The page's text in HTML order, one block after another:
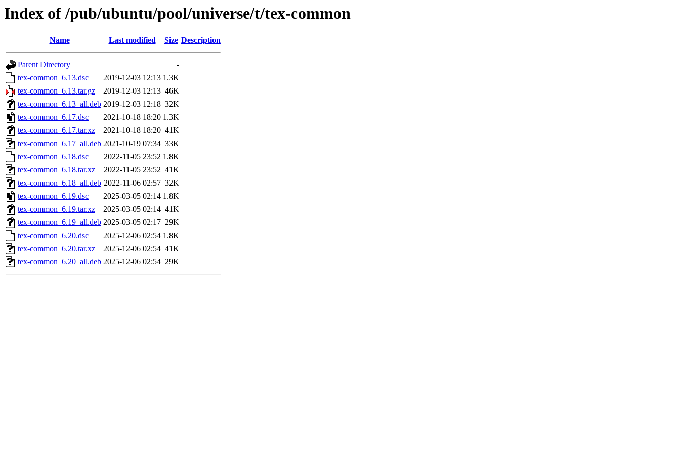
Index of /pub/ubuntu/pool/universe/t/tex-common
Name Last modified Size Description
Parent Directory
-
tex-common_6.13.dsc
2019-12-03 12:13 1.3K
tex-common_6.13.tar.gz
2019-12-03 12:13 46K
tex-common_6.13_all.deb 2019-12-03 12:18 32K
tex-common_6.17.dsc
2021-10-18 18:20 1.3K
tex-common_6.17.tar.xz
2021-10-18 18:20 41K
tex-common_6.17_all.deb 2021-10-19 07:34 33K
tex-common_6.18.dsc
2022-11-05 23:52 1.8K
tex-common_6.18.tar.xz
2022-11-05 23:52 41K
tex-common_6.18_all.deb 2022-11-06 02:57 32K
tex-common_6.19.dsc
2025-03-05 02:14 1.8K
tex-common_6.19.tar.xz
2025-03-05 02:14 41K
tex-common_6.19_all.deb 2025-03-05 02:17 29K
tex-common_6.20.dsc
2025-12-06 02:54 1.8K
tex-common_6.20.tar.xz
2025-12-06 02:54 41K
tex-common_6.20_all.deb 2025-12-06 02:54 29K